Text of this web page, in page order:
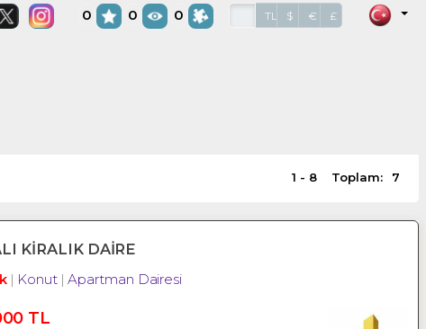
Fiyat, Gerçek Bilgi, Profosyonel
0 0 0 TL $ € £
1 - 8 Toplam: 7
KİRALIK DAİRE
Konut Apartman Dairesi
TL